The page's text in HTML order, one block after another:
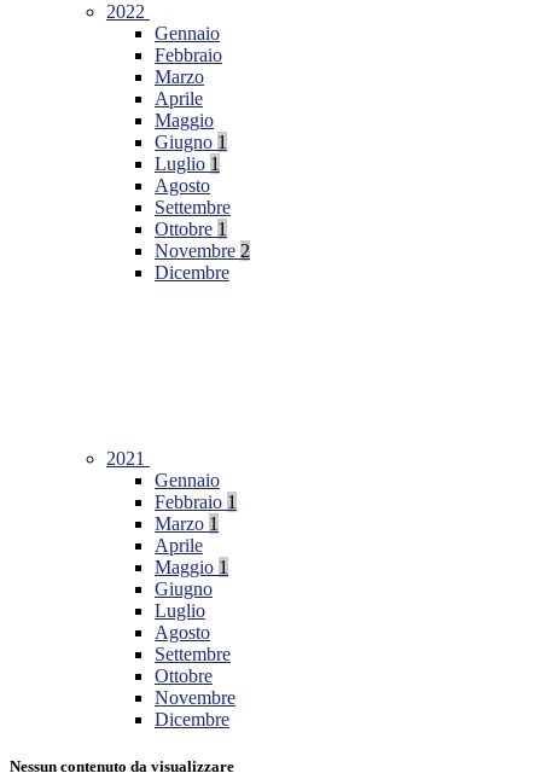
2022
Gennaio
Febbraio
Marzo
Aprile
Maggio
Giugno 1
Luglio 1
Agosto
Settembre
Ottobre 1
Novembre 2
Dicembre
2021
Gennaio
Febbraio 1
Marzo 1
Aprile
Maggio 1
Giugno
Luglio
Agosto
Settembre
Ottobre
Novembre
Dicembre
Nessun contenuto da visualizzare